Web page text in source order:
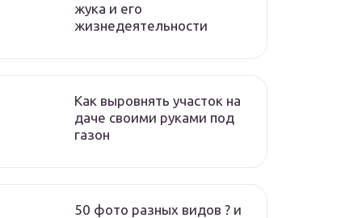
жука и его
жизнедеятельности
Как выровнять участок на
даче своими руками под
газон
50 фото разных видов ? и